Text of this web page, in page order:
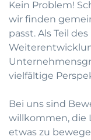
Kein Problem!
wir finden
passt. Als Teil
vielfältige
Bei uns sind
willkommen, die
etwas zu